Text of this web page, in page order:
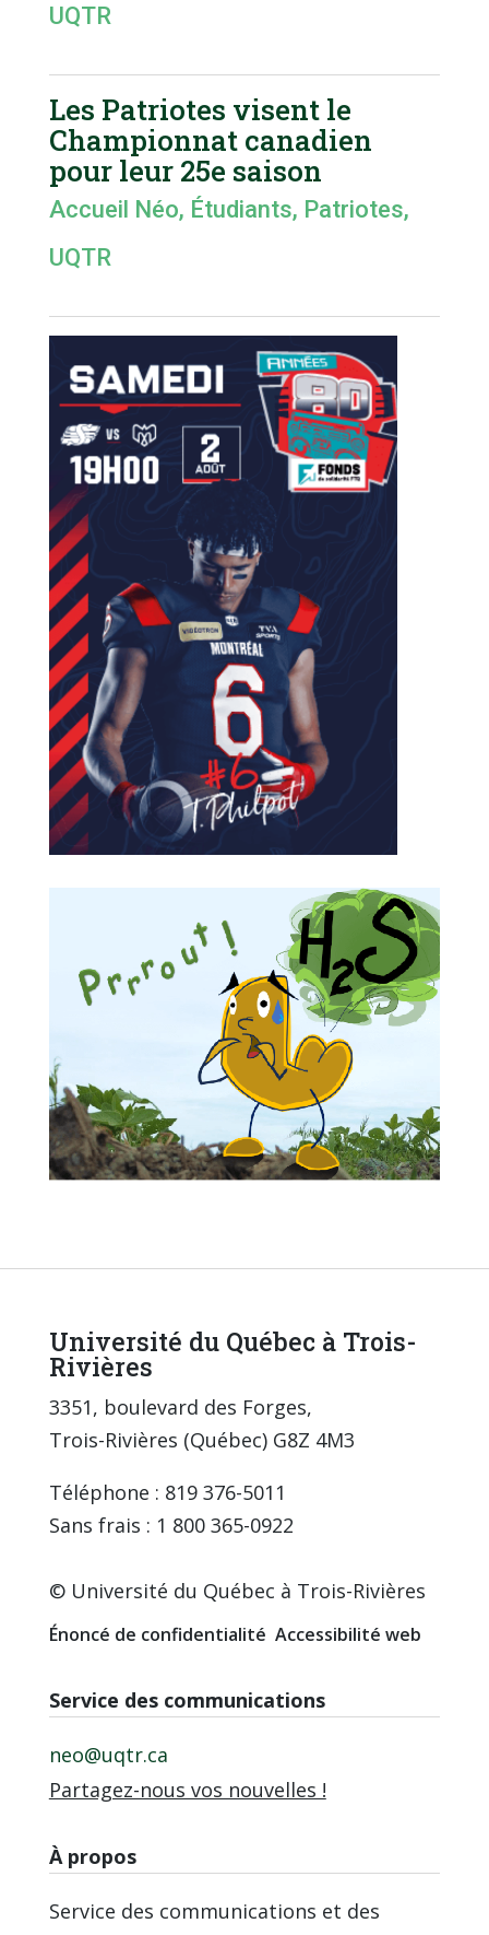
UQTR
Les Patriotes visent le
Championnat canadien
pour leur 25e saison
Accueil Néo, Étudiants, Patriotes,
UQTR
Université du Québec à Trois-
Rivières
3351, boulevard des Forges,
Trois-Rivières (Québec) G8Z 4M3
Téléphone : 819 376-5011
Sans frais : 1 800 365-0922
© Université du Québec à Trois-Rivières
Énoncé de confidentialité Accessibilité web
Service des communications
neo@uqtr.ca
Partagez-nous vos nouvelles !
À propos
Service des communications et des